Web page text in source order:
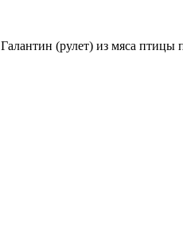
Галантин (рулет) из мяса